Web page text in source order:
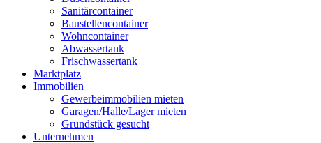
Sanitärcontainer
Baustellencontainer
Wohncontainer
Abwassertank
Frischwassertank
Marktplatz
Immobilien
Gewerbeimmobilien mieten
Garagen/Halle/Lager mieten
Grundstück gesucht
Unternehmen